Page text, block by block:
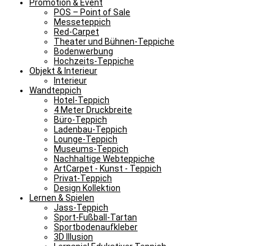
Promotion & Event
POS – Point of Sale
Messeteppich
Red-Carpet
Theater und Bühnen-Teppiche
Bodenwerbung
Hochzeits-Teppiche
Objekt & Interieur
Interieur
Wandteppich
Hotel-Teppich
4 Meter Druckbreite
Büro-Teppich
Ladenbau-Teppich
Lounge-Teppich
Museums-Teppich
Nachhaltige Webteppiche
ArtCarpet - Kunst - Teppich
Privat-Teppich
Design Kollektion
Lernen & Spielen
Jass-Teppich
Sport-Fußball-Tartan
Sportbodenaufkleber
3D Illusion